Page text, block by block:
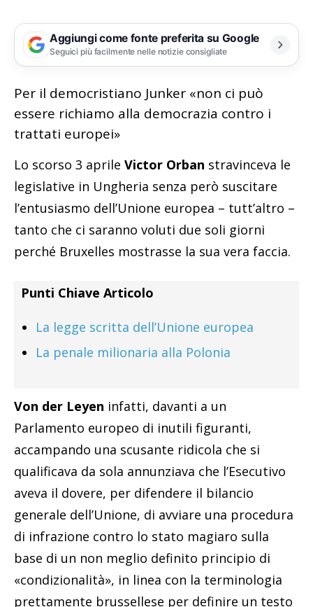
Aggiungi come fonte preferita su Google
Seguici più facilmente nelle notizie consigliate
Per il democristiano Junker «non ci può
essere richiamo alla democrazia contro i
trattati europei»
Lo scorso 3 aprile Victor Orban stravinceva le
legislative in Ungheria senza però suscitare
l’entusiasmo dell’Unione europea – tutt’altro –
tanto che ci saranno voluti due soli giorni
perché Bruxelles mostrasse la sua vera faccia.
Punti Chiave Articolo
La legge scritta dell’Unione europea
La penale milionaria alla Polonia
Von der Leyen infatti, davanti a un
Parlamento europeo di inutili figuranti,
accampando una scusante ridicola che si
qualificava da sola annunziava che l’Esecutivo
aveva il dovere, per difendere il bilancio
generale dell’Unione, di avviare una procedura
di infrazione contro lo stato magiaro sulla
base di un non meglio definito principio di
«condizionalità», in linea con la terminologia
prettamente brussellese per definire un testo